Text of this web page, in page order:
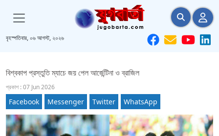
বৃহস্পতিবার, ০৬ আগস্ট, ২০২৬
বিশ্বকাপ প্রস্তুতি ম্যাচে জয় পেল আর্জেন্টিনা ও ব্রাজিল
প্রকাশ : 07 Jun 2026
Facebook Messenger Twitter WhatsApp